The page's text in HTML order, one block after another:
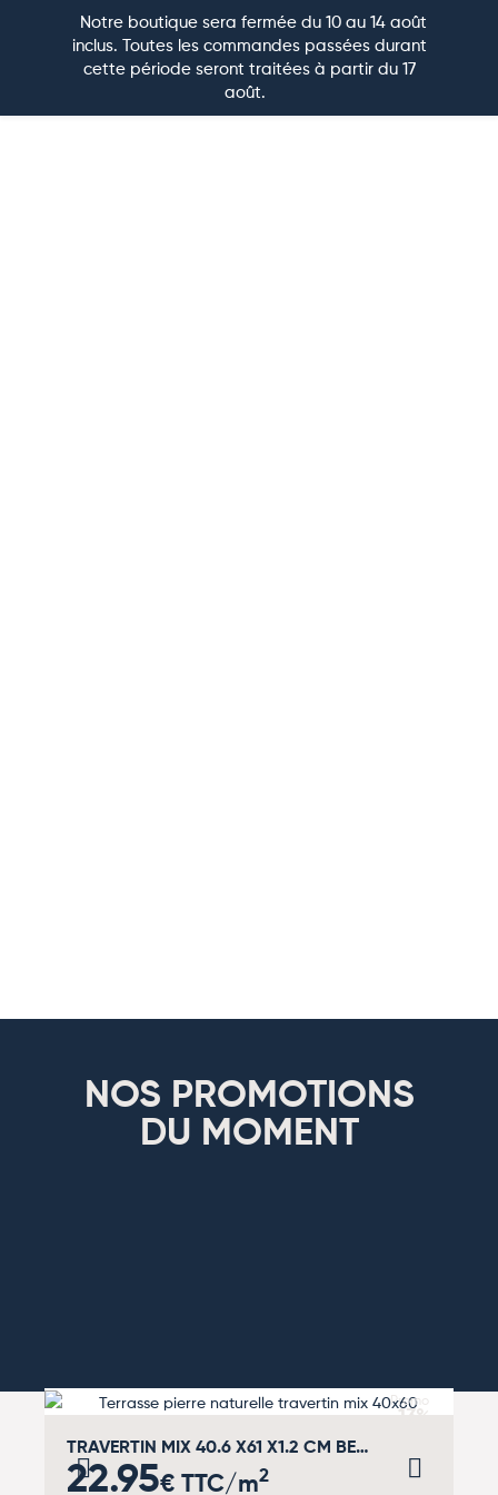
0
NOS PROMOTIONS
DU MOMENT
TRAVERTIN MIX 40.6 X61 X1.2 CM BEIGE – 1er CHOIX
Promo
-13%
22.95€ TTC/m2
Notre boutique sera fermée du 10 au 14 août
inclus. Toutes les commandes passées durant
cette période seront traitées à partir du 17
août.